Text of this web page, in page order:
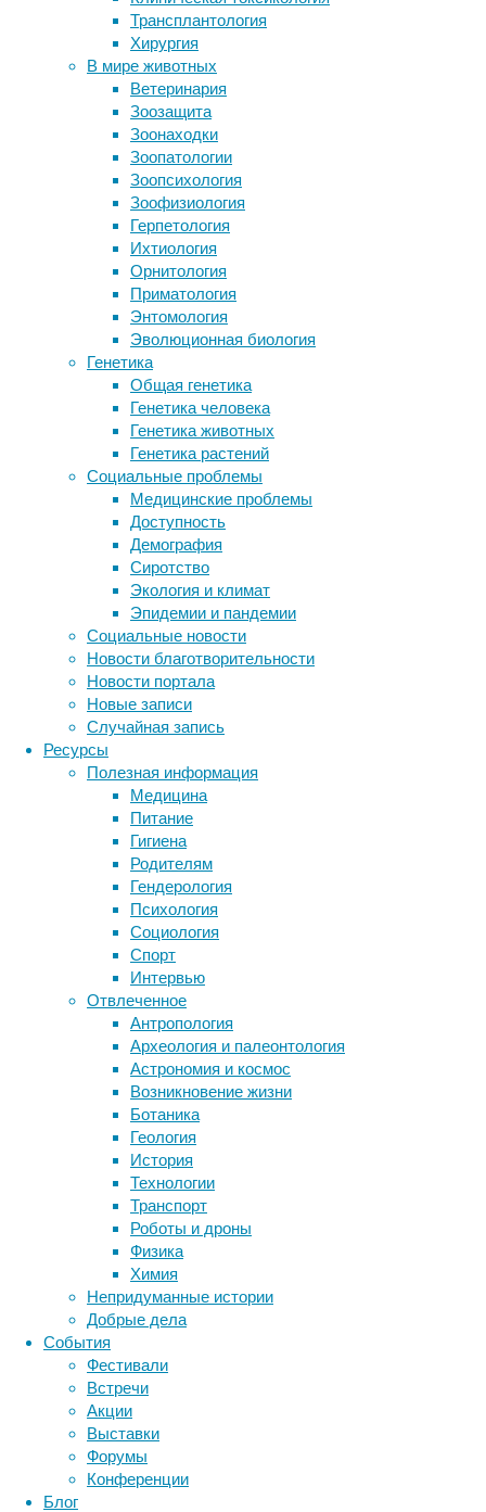
Трансплантология
Хирургия
В мире животных
Ветеринария
Зоозащита
Зоонаходки
Зоопатологии
Зоопсихология
Зоофизиология
Герпетология
Ихтиология
Орнитология
Приматология
Энтомология
Эволюционная биология
Генетика
Общая генетика
Генетика человека
Генетика животных
Генетика растений
Социальные проблемы
Медицинские проблемы
Доступность
Демография
Сиротство
Экология и климат
Эпидемии и пандемии
Социальные новости
Новости благотворительности
Новости портала
Новые записи
Случайная запись
Ресурсы
Полезная информация
Медицина
Питание
Гигиена
Родителям
Гендерология
Психология
Социология
Спорт
Интервью
Отвлеченное
Антропология
Археология и палеонтология
Астрономия и космос
Возникновение жизни
Ботаника
Геология
История
Технологии
Транспорт
Роботы и дроны
Физика
Химия
Непридуманные истории
Добрые дела
События
Фестивали
Встречи
Акции
Выставки
Форумы
Конференции
Блог
ужаса»
08/11/2024,
15:53
08/11/2024
орнитология,
палеонтология
Палеонтологи
обнаружили
миоценовых
песчаниках
колумбийской
пустыне
Татакоа
фрагмент
кости
гигантской
хищной
«птицы
ужаса».
Для
региона
это
первая
подобная
находка,
которая
расширяет
представление
ученых
о
многообразии
хищников
континента.
Среди
современных
птиц
самой
большой
считается
страус
—
некоторые
особи
могут
вырастать
до
2,4
метра
в
Эволюция пингвинов: «сразу вышел
хорошо»
Яд клыкастой морской собачки
одурманивает врагов без боли
Открыт биомаркер рассеянного
склероза
Человек-тихоходка: от устойчивости
к радиации до выживания в космосе
Следите за новостями
Метки
ДНК бактерии
биотехнология
генетика дети животные
здоровье знания иммунитет
инструменты и методы
исследования
лекарства медицина
мозг наука неврология
нейробиология
нейрофизиология
онкология
поведение
сон социальные проблемы
физиология
эмоции